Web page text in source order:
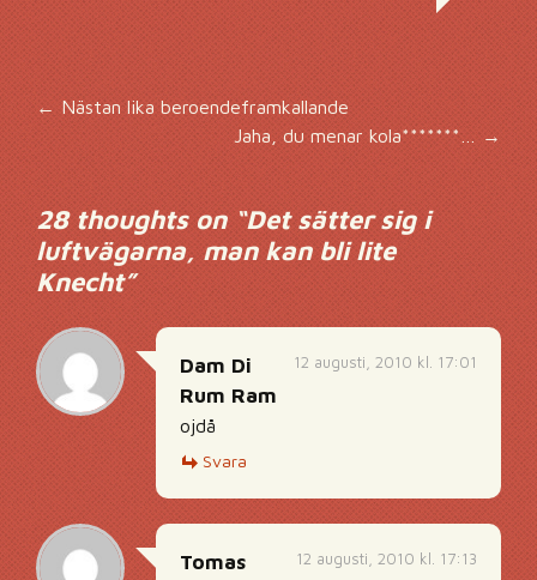
Inläggsnavigering
← Nästan lika beroendeframkallande
Jaha, du menar kola*******…→
28 thoughts on “Det sätter sig i
luftvägarna, man kan bli lite
Knecht”
12 augusti, 2010 kl. 17:01
Dam Di
Rum Ram
ojdå
Svara
12 augusti, 2010 kl. 17:13
Tomas